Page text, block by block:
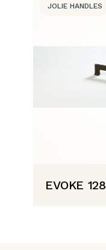
JOLIE HANDLES
EVOKE 128